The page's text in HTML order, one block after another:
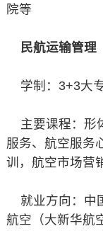
院等
民航运输管理
学制：3+3大
主要课程：形
服务、航空服务
训，航空市场营
就业方向：中
航空（大新华航